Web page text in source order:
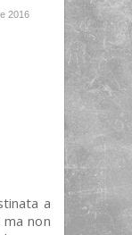
2016
a
non